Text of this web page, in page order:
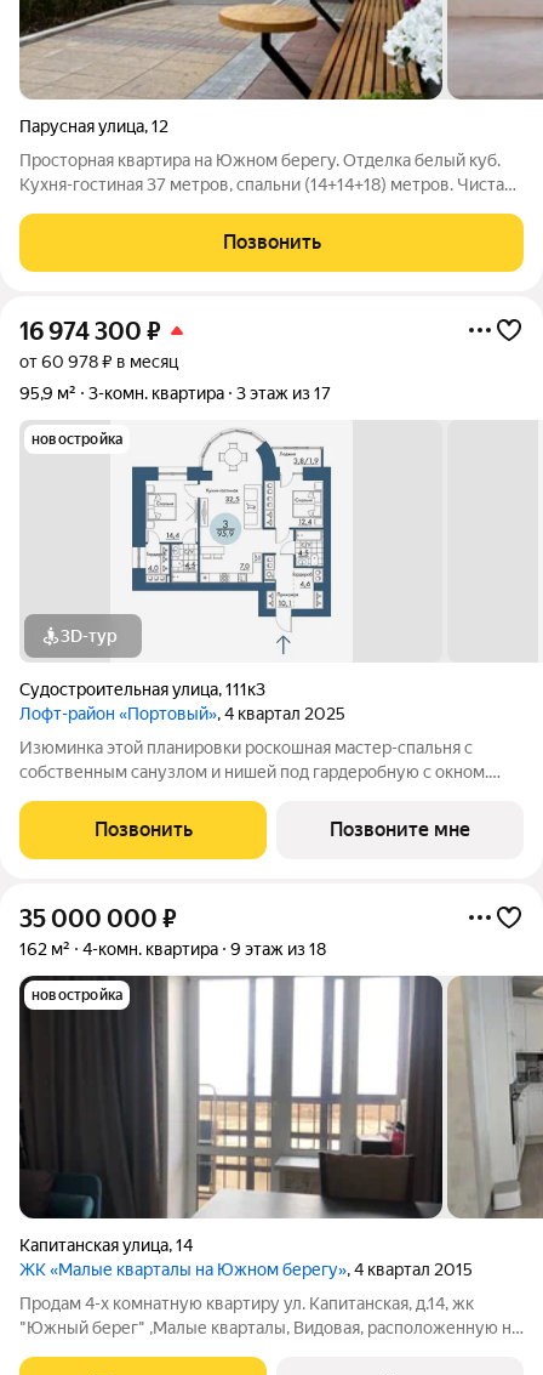
Парусная улица,12
Просторная квартира на Южном берегу. Отделка белый куб.
Кухня-гостиная 37 метров, спальни (14+14+18) метров. Чистая
сертификаты. ЖК Южный берег эталон удобного города
Кирпичные дома Парадные
Позвонить
16 974 300 ₽
от 60 978 ₽ в месяц
95,9 м²
3-комн. квартира 3 этаж из 17
новостройка
3D-тур
Судостроительная улица,111к3
Лофт-район «Портовый», 4 квартал 2025
Изюминка этой планировки роскошная мастер-спальня с
собственным санузлом и нишей под гардеробную с окном.
центральное место в квартире занимает просторная кухня-
гостиная с полукруглым эркером. В
Позвонить Позвоните мне
35 000 000 ₽
162 м² 4-комн. квартира 9 этаж из 18
новостройка
Капитанская улица,14
ЖК «Малые кварталы на Южном берегу», 4 квартал 2015
Продам 4-х комнатную квартиру ул. Капитанская, д.14, жк
"Южный берег" ,Малые кварталы, Видовая, расположенную на